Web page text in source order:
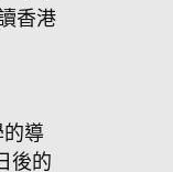
香港
導
後的